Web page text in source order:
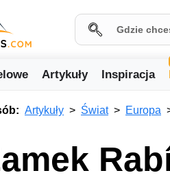
Artykuły Inspiracja
Artykuły Świat Europa